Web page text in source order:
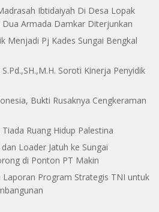
Ibtidaiyah Di Desa Lopak
Dua Armada Damkar Diterjunkan
Menjadi Pj Kades Sungai Bengkal
Soroti Kinerja Penyidik
Bukti Rusaknya Cengkeraman
Ruang Hidup Palestina
Loader Jatuh ke Sungai
di Ponton PT Makin
Program Strategis TNI untuk